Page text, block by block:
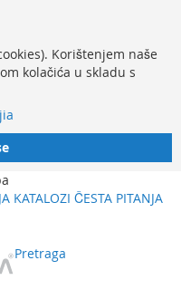
Korištenjem naše
kolačića u skladu s
KATALOZI ČESTA PITANJA
Pretraga